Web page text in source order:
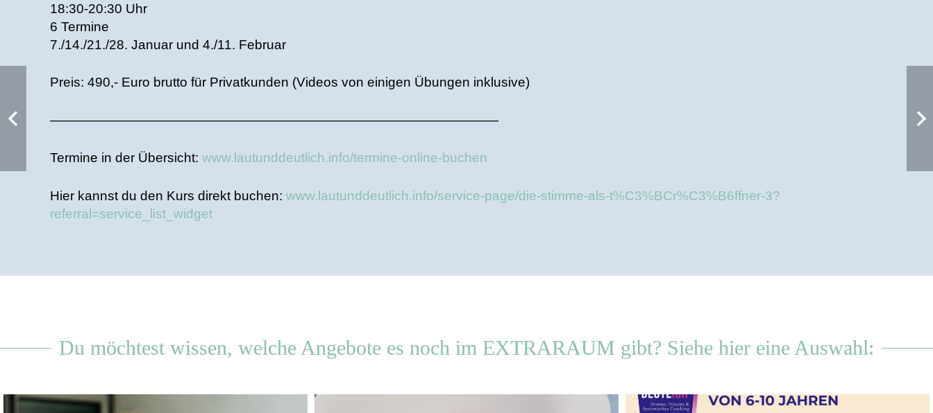
18:30-20:30 Uhr
6 Termine
7./14./21./28. Januar und 4./11. Februar
Preis: 490,- Euro brutto für Privatkunden (Videos von einigen Übungen inklusive)
——————————————————————————————————
Termine in der Übersicht: www.lautunddeutlich.info/termine-online-buchen
Hier kannst du den Kurs direkt buchen: www.lautunddeutlich.info/service-page/die-stimme-als-t%C3%BCr%C3%B6ffner-3?
referral=service_list_widget
Du möchtest wissen, welche Angebote es noch im EXTRARAUM gibt? Siehe hier eine Auswahl: